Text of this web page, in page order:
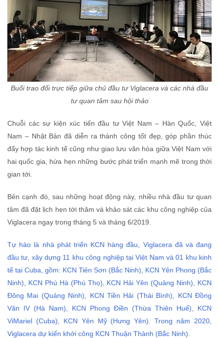
Buổi trao đổi trực tiếp giữa chủ đầu tư Viglacera và các nhà đầu
tư quan tâm sau hội thảo
Chuỗi các sự kiện xúc tiến đầu tư Việt Nam – Hàn Quốc, Việt
Nam – Nhật Bản đã diễn ra thành công tốt đẹp, góp phần thúc
đẩy hợp tác kinh tế cũng như giao lưu văn hóa giữa Việt Nam với
hai quốc gia, hứa hẹn những bước phát triển mạnh mẽ trong thời
gian tới.
Bên cạnh đó, sau những hoạt động này, nhiều nhà đầu tư quan
tâm đã đặt lịch hẹn tới thăm và khảo sát các khu công nghiệp của
Viglacera ngay trong tháng 5 và tháng 6/2019.
Tự hào là nhà phát triển KCN hàng đầu, Viglacera đã và đang
đầu tư, xây dựng 11 khu công nghiệp tại Việt Nam và 01 khu kinh
tế tại Cuba, gồm: KCN Tiên Sơn (Bắc Ninh), KCN Yên Phong (Bắc
Ninh), KCN Phú Hà (Phú Thọ), KCN Hải Yên (Quảng Ninh), KCN
Đông Mai (Quảng Ninh), KCN Tiền Hải (Thái Bình), KCN Đồng
Văn IV (Hà Nam), KCN Phong Điền (Thừa Thiên Huế), KCN
ViMariel (Cuba), KCN Yên Mỹ (Hưng Yên). Trong năm 2020,
Viglacera dự kiến khởi công KCN Thuận Thành (Bắc Ninh).